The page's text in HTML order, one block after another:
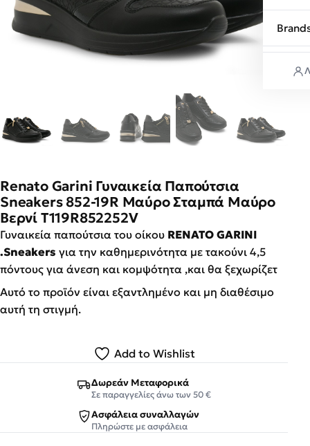
Renato Garini Γυναικεία Παπούτσια
Sneakers 852-19R Μαύρο Σταμπά Μαύρο
Βερνί T119R852252V
Γυναικεία παπούτσια του οίκου RENATO GARINI
.Sneakers για την καθημερινότητα με τακούνι 4,5
πόντους για άνεση και κομψότητα ,και θα ξεχωρίζετ
Αυτό το προϊόν είναι εξαντλημένο και μη διαθέσιμο
αυτή τη στιγμή.
Add to Wishlist
Δωρεάν Μεταφορικά
Σε παραγγελίες άνω των 50 €
Ασφάλεια συναλλαγών
Πληρώστε με ασφάλεια